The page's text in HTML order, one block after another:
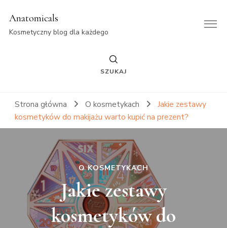
Anatomicals
Kosmetyczny blog dla każdego
SZUKAJ
Strona główna O kosmetykach
Jakie zestawy
kosmetyków do makijażu warto kupić na prezent?
O KOSMETYKACH
Jakie zestawy
kosmetyków do